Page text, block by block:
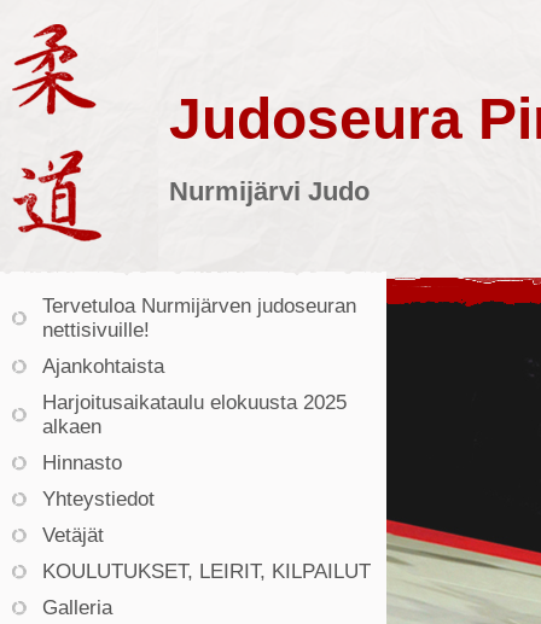
Judoseura
Nurmijärvi Judo
Tervetuloa Nurmijärven judoseuran
nettisivuille!
Ajankohtaista
Harjoitusaikataulu elokuusta 2025
alkaen
Hinnasto
Yhteystiedot
Vetäjät
KOULUTUKSET, LEIRIT, KILPAILUT
Galleria